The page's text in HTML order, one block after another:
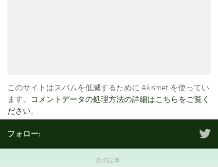
このサイトはスパムを低減するために Akismet を使ってい
ます。
コメントデータの処理方法の詳細はこちらをご覧く
ださい。
フォロー:
次の記事